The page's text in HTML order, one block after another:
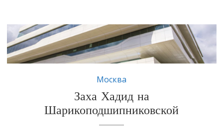
Москва
Заха Хадид на
Шарикоподшипниковской